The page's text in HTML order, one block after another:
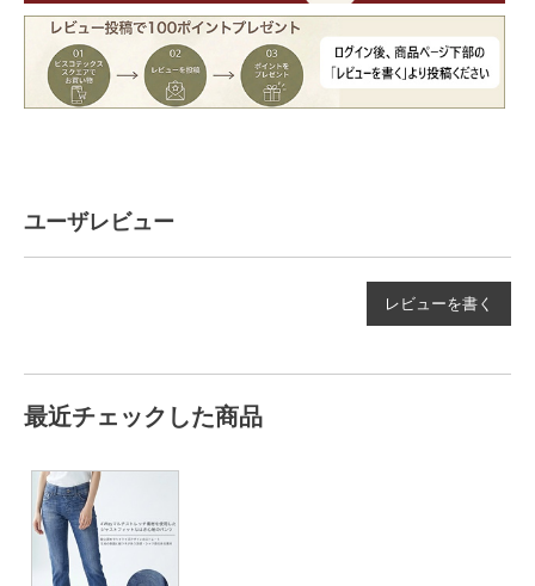
ユーザレビュー
レビューを書く
最近チェックした商品